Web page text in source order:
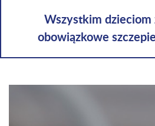
Wszystkim
obowiązkowe